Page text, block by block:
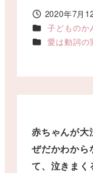
投稿日
2020年7月
カテゴリー
子どものか
カテゴリー
愛は動詞の
赤ちゃんが大
ぜだかわから
て、泣きまく